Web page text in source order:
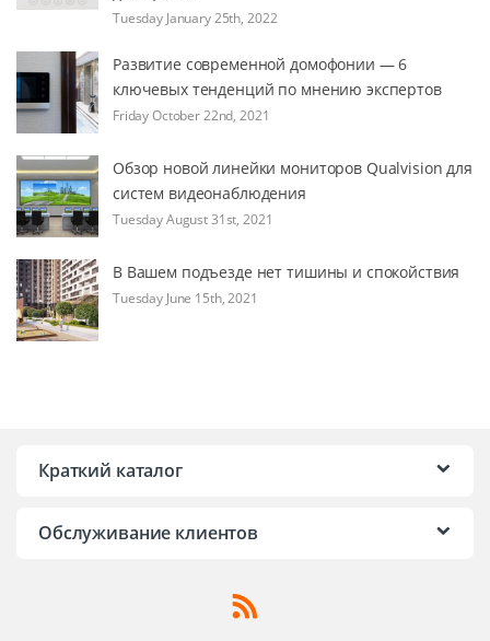
Tuesday January 25th, 2022
Развитие современной домофонии — 6
ключевых тенденций по мнению экспертов
Friday October 22nd, 2021
Обзор новой линейки мониторов Qualvision для
систем видеонаблюдения
Tuesday August 31st, 2021
В Вашем подъезде нет тишины и спокойствия
Tuesday June 15th, 2021
Краткий каталог
Обслуживание клиентов